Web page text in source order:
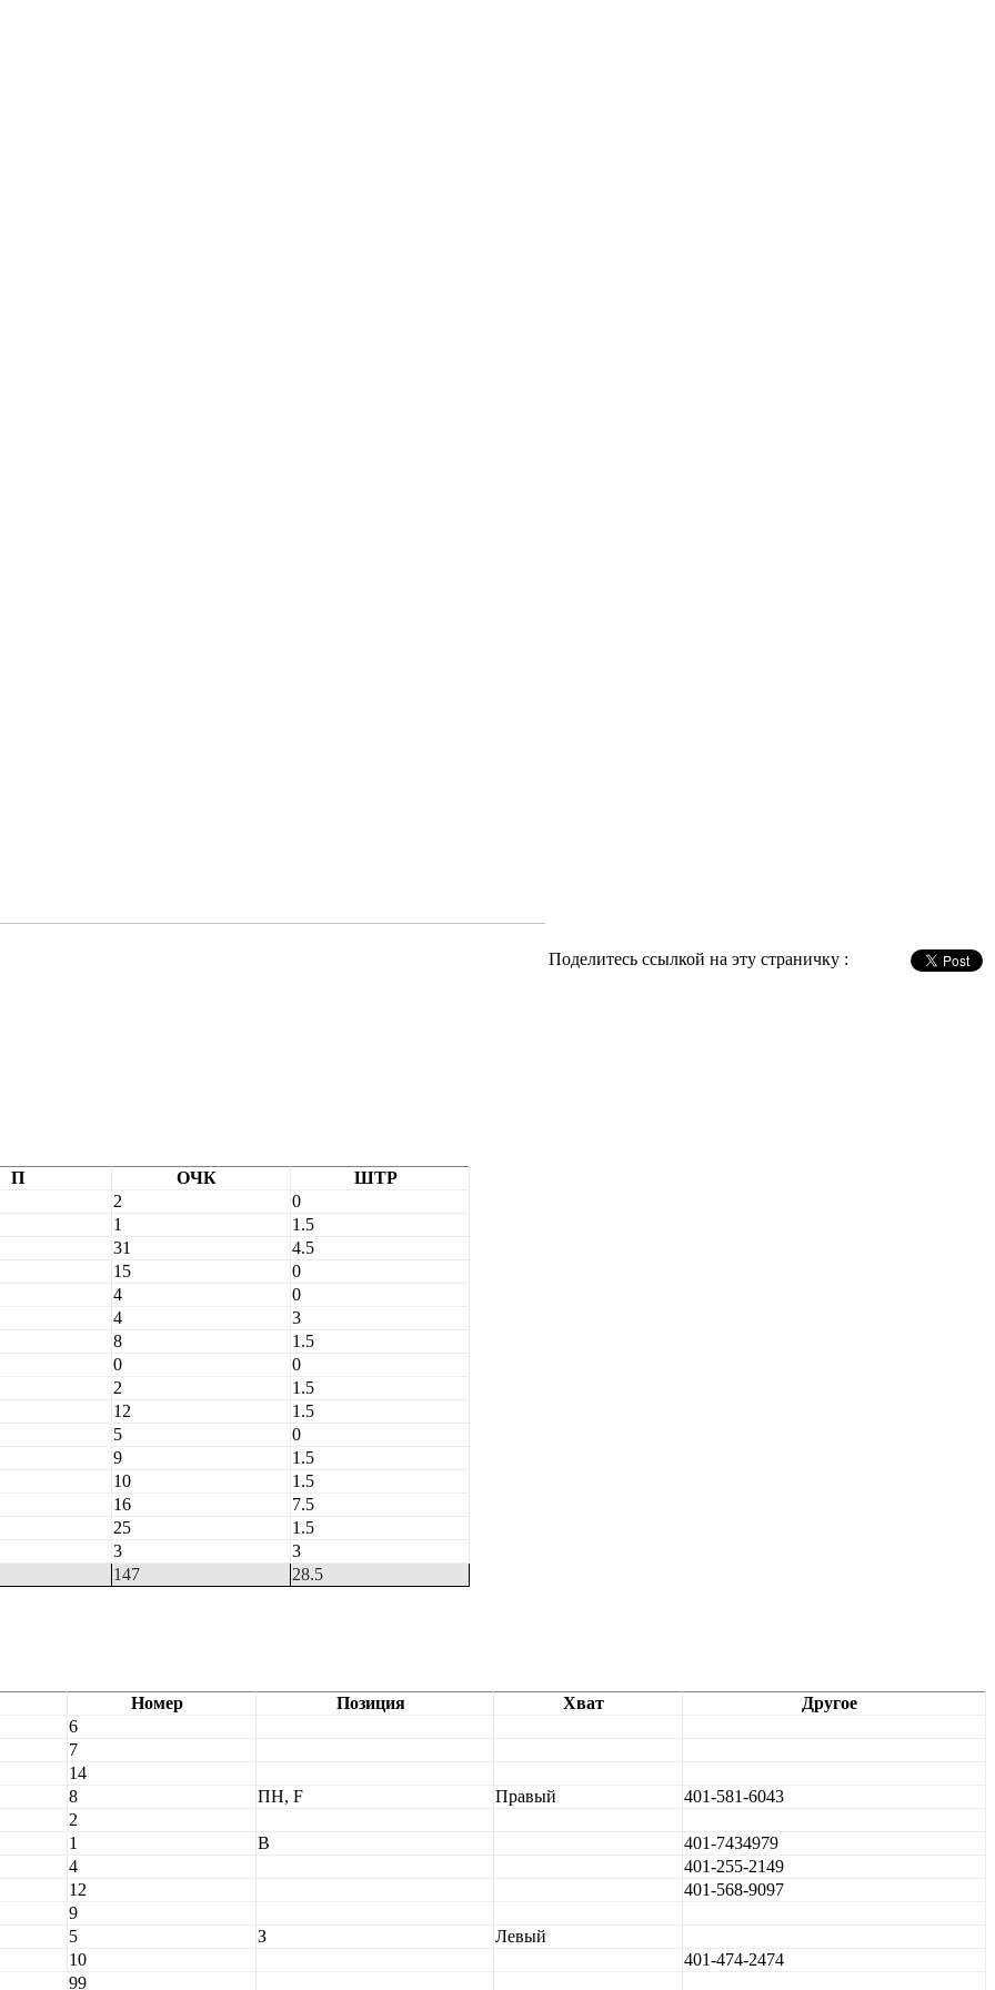
Поделитесь ссылкой на эту страничку :
П ОЧК
ШТР
2
0
1
1.5
31
4.5
15
0
4
0
4
3
8
1.5
0
0
2
1.5
12
1.5
5
0
9
1.5
10
1.5
16
7.5
25
1.5
3
3
147 28.5
Номер Позиция Хват
Другое
6
7
14
8 ПН, F Правый
401-581-6043
2
1 В
401-7434979
4
401-255-2149
12
401-568-9097
9
5 З
Левый
10
401-474-2474
99